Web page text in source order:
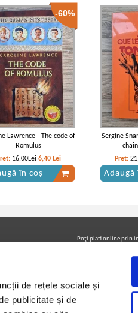
de rețele sociale și
publicitate și de
-60%
Lawrence - The code of
Romulus
16,00Lei 6,40 Lei
în coș
Sergine
Pret:
Adaugă
Poţi plăti online prin
Urmăreşte-ne pe